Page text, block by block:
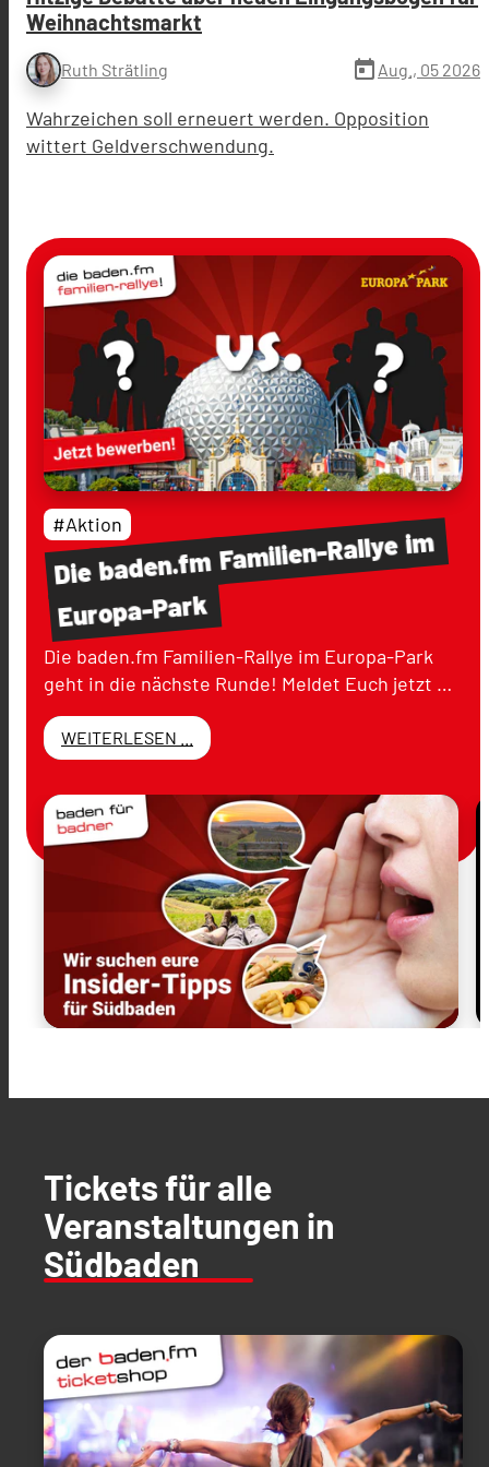
Weihnachtsmarkt
Ruth Strätling today Aug., 05 2026
Wahrzeichen soll erneuert werden. Opposition
wittert Geldverschwendung.
Diebaden.fmFamilien-Rallyeim
Europa-Park
#Aktion
Die baden.fm Familien-Rallye im Europa-Park
geht in die nächste Runde! Meldet Euch jetzt …
WEITERLESEN ...
Tickets für alle
Veranstaltungen in
Südbaden